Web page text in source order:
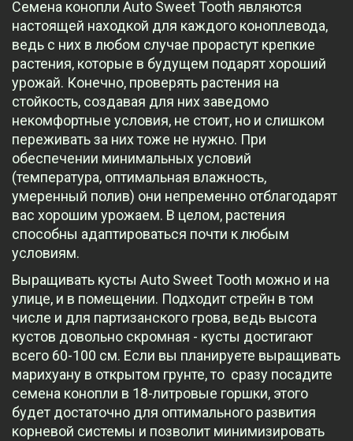
Семена конопли Auto Sweet Tooth являются
настоящей находкой для каждого коноплевода,
ведь с них в любом случае прорастут крепкие
растения, которые в будущем подарят хороший
урожай. Конечно, проверять растения на
стойкость, создавая для них заведомо
некомфортные условия, не стоит, но и слишком
переживать за них тоже не нужно. При
обеспечении минимальных условий
(температура, оптимальная влажность,
умеренный полив) они непременно отблагодарят
вас хорошим урожаем. В целом, растения
способны адаптироваться почти к любым
условиям.
Выращивать кусты Auto Sweet Tooth можно и на
улице, и в помещении. Подходит стрейн в том
числе и для партизанского грова, ведь высота
кустов довольно скромная - кусты достигают
всего 60-100 см. Если вы планируете выращивать
марихуану в открытом грунте, то сразу посадите
семена конопли в 18-литровые горшки, этого
будет достаточно для оптимального развития
корневой системы и позволит минимизировать